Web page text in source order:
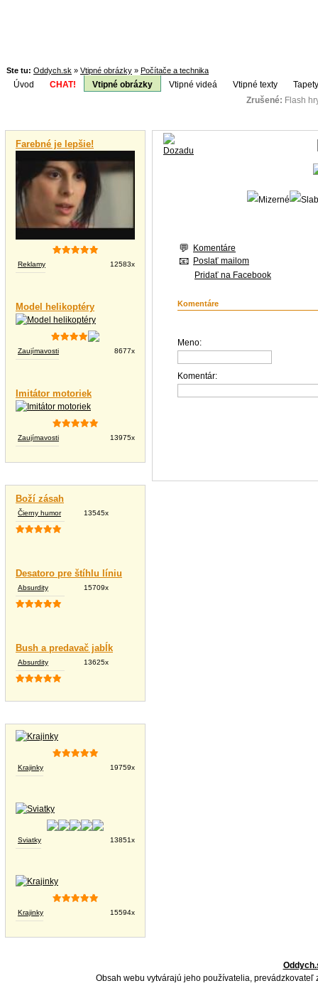
Ste tu: Oddych.sk » Vtipné obrázky » Počítače a technika
Úvod CHAT! Vtipné obrázky Vtipné videá Vtipné texty
Zrušené: Flash
Farebné je lepšie!
Reklamy 12583x
Model helikoptéry
Zaujímavosti 8677x
Imitátor motoriek
Zaujímavosti 13975x
Boží zásah
Čierny humor 13545x
Desatoro pre štíhlu líniu
Absurdity 15709x
Bush a predavač jabĺk
Absurdity 13625x
Krajinky 19759x
Sviatky 13851x
Krajinky 15594x
Komentáre
Poslať mailom
Pridať na Facebook
Komentáre
Meno:
Komentár:
Obsah webu vytvárajú jeho používatelia,